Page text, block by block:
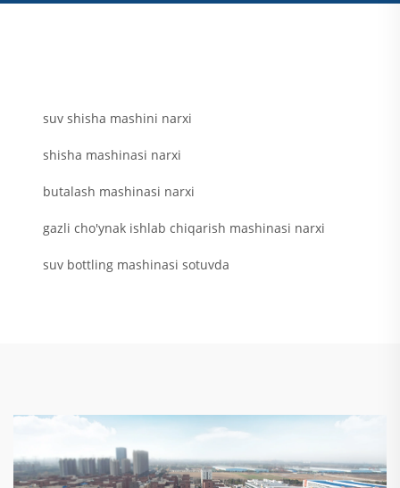
suv shisha mashini narxi
shisha mashinasi narxi
butalash mashinasi narxi
gazli cho'ynak ishlab chiqarish mashinasi narxi
suv bottling mashinasi sotuvda